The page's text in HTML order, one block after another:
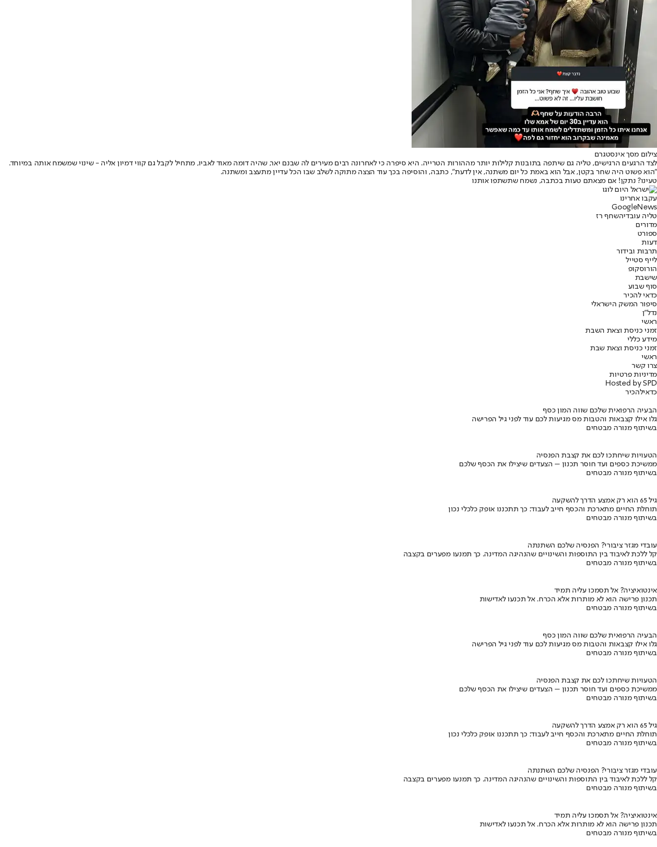
צילום מסך אינסטגרם
לצד הרגעים הרגישים, טליה גם שיתפה בתובנות קלילות יותר מההורות הטרייה. היא סיפרה כי לאחרונה רבים מעירים לה שבנם יאר, שהיה דומה מאוד לאביו, מתחיל לקבל גם קווי דמיון אליה - שינוי שמשמח אותה במיוחד.
"הוא פשוט היה שחר בקטן, אבל הוא באמת כל יום משתנה, אין לדעת", כתבה, והוסיפה בכך עוד הצצה מתוקה לשלב שבו הכל עדיין מתעצב ומשתנה.
טעינו? נתקן! אם מצאתם טעות בכתבה, נשמח שתשתפו אותנו
עקבו אחרינו
Googl eNews
טליה עובדיהשחף רז
מדורים
ספורט
דעות
תרבות ובידור
לייף סטייל
הורוסקופ
שישבת
סוף שבוע
כדאי להכיר
סיפור המשק הישראלי
נדל"ן
ראשי
זמני כניסת וצאת השבת
מידע כללי
זמני כניסת וצאת שבת
ראשי
צרו קשר
מדיניות פרטיות
Hosted by SPD
כדאילהכיר
הבעיה הרפואית שלכם שווה המון כסף
גלו אילו קצבאות והטבות מס מגיעות לכם עוד לפני גיל הפרישה
בשיתוף מנורה מבטחים
הטעויות שיחתכו לכם את קצבת הפנסיה
ממשיכת כספים ועד חוסר תכנון – הצעדים שיצילו את הכסף שלכם
בשיתוף מנורה מבטחים
גיל 65 הוא רק אמצע הדרך להשקעה
תוחלת החיים מתארכת והכסף חייב לעבוד: כך תתכננו אופק כלכלי נכון
בשיתוף מנורה מבטחים
עובדי מגזר ציבורי? הפנסיה שלכם השתנתה
קל ללכת לאיבוד בין התוספות והשינויים שהנהיגה המדינה. כך תמנעו מפערים בקצבה
בשיתוף מנורה מבטחים
אינטואיציה? אל תסמכו עליה תמיד
תכנון פרישה הוא לא מותרות אלא הכרח. אל תכנעו לאדישות
בשיתוף מנורה מבטחים
הבעיה הרפואית שלכם שווה המון כסף
גלו אילו קצבאות והטבות מס מגיעות לכם עוד לפני גיל הפרישה
בשיתוף מנורה מבטחים
הטעויות שיחתכו לכם את קצבת הפנסיה
ממשיכת כספים ועד חוסר תכנון – הצעדים שיצילו את הכסף שלכם
בשיתוף מנורה מבטחים
גיל 65 הוא רק אמצע הדרך להשקעה
תוחלת החיים מתארכת והכסף חייב לעבוד: כך תתכננו אופק כלכלי נכון
בשיתוף מנורה מבטחים
עובדי מגזר ציבורי? הפנסיה שלכם השתנתה
קל ללכת לאיבוד בין התוספות והשינויים שהנהיגה המדינה. כך תמנעו מפערים בקצבה
בשיתוף מנורה מבטחים
אינטואיציה? אל תסמכו עליה תמיד
תכנון פרישה הוא לא מותרות אלא הכרח. אל תכנעו לאדישות
בשיתוף מנורה מבטחים